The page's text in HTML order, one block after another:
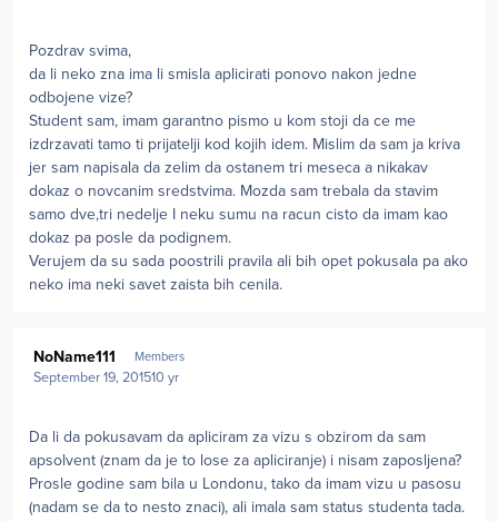
Pozdrav svima,
da li neko zna ima li smisla aplicirati ponovo nakon jedne
odbojene vize?
Student sam, imam garantno pismo u kom stoji da ce me
izdrzavati tamo ti prijatelji kod kojih idem. Mislim da sam ja kriva
jer sam napisala da zelim da ostanem tri meseca a nikakav
dokaz o novcanim sredstvima. Mozda sam trebala da stavim
samo dve,tri nedelje I neku sumu na racun cisto da imam kao
dokaz pa posle da podignem.
Verujem da su sada poostrili pravila ali bih opet pokusala pa ako
neko ima neki savet zaista bih cenila.
NoName111 Members
September 19, 201510 yr
Da li da pokusavam da apliciram za vizu s obzirom da sam
apsolvent (znam da je to lose za apliciranje) i nisam zaposljena?
Prosle godine sam bila u Londonu, tako da imam vizu u pasosu
(nadam se da to nesto znaci), ali imala sam status studenta tada.